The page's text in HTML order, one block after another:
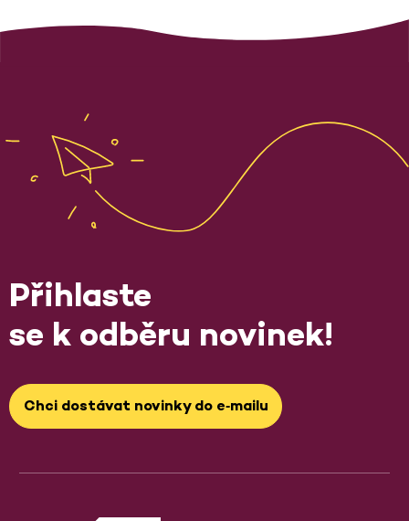
Přihlaste
se k odběru novinek!
Chci dostávat novinky do e‑mailu